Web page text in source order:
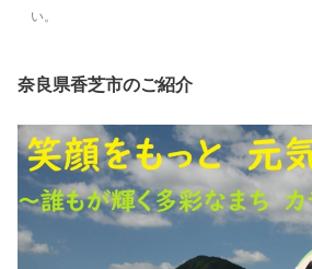
い。
奈良県香芝市のご紹介